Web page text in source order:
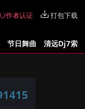
/作者认证 打包下载
节日舞曲 清远Dj7索